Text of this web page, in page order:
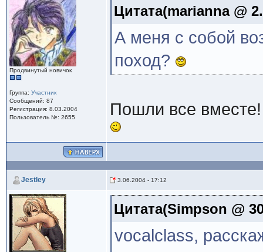
Продвинутый новичок
Группа: Участник
Сообщений: 87
Регистрация: 8.03.2004
Пользователь №: 2655
Цитата(marianna @
А меня с собой
поход?
Пошли все
Jestley 3.06.2004 - 17:12
Цитата(Simpson @
vocalclass,